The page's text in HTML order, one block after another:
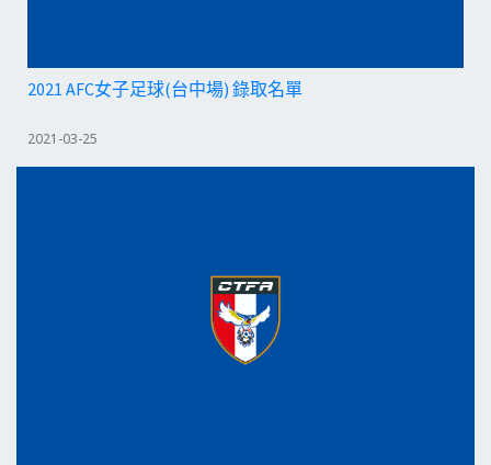
2021 AFC女子足球(台中場) 錄取名單
2021-03-25